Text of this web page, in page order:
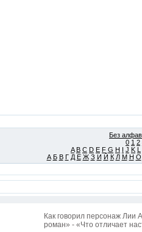
Без
0 1 2
A B C D E F G H I J K L
А Б В Г Д Е Ж З И Й К Л М Н О
Как говорил персонаж
роман» - «Что отличает